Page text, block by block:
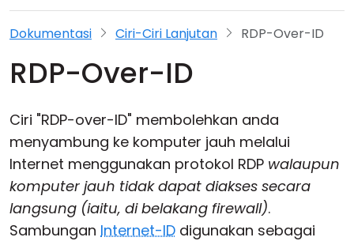
Dokumentasi Ciri-Ciri Lanjutan RDP-Over-ID
RDP-Over-ID
Ciri "RDP-over-ID" membolehkan anda
menyambung ke komputer jauh melalui
Internet menggunakan protokol RDP walaupun
komputer jauh tidak dapat diakses secara
langsung (iaitu, di belakang firewall).
Sambungan Internet-ID digunakan sebagai
Tangkapan Skrin
Nota Keluaran
Sifat Sambungan
Akses Tanpa Pengawasan
Sokongan Active Directory
Konfigurasi MSI
Kesihatan
Pendidikan dan Kerajaan
Teknologi maklumat
Linux
iOS/Android
Tingkatkan Lesen Anda
Pangkalan Pengetahuan
Tulis Ulasan